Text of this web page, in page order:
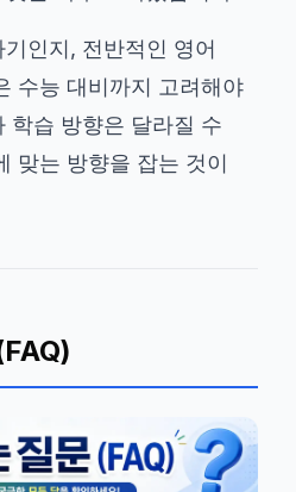
인지, 전반적인 영어
수능 대비까지 고려해야
학습 방향은 달라질 수
맞는 방향을 잡는 것이